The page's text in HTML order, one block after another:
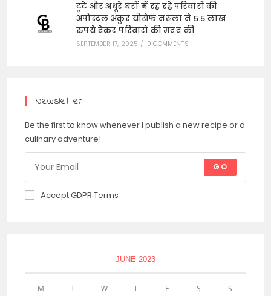
टूटे और अधूरे घरों में रह रहे परिवारों की
अपोस्टल अंकुर योसेफ नरूला ने 5.5 लाख
रुपये देकर परिवारों की मदद की
SEPTEMBER 17, 2025 / 0 COMMENTS
Newsletter
Be the first to know whenever I publish a new recipe or a
culinary adventure!
GO
Accept GDPR Terms
JUNE 2023
M T W T F S S